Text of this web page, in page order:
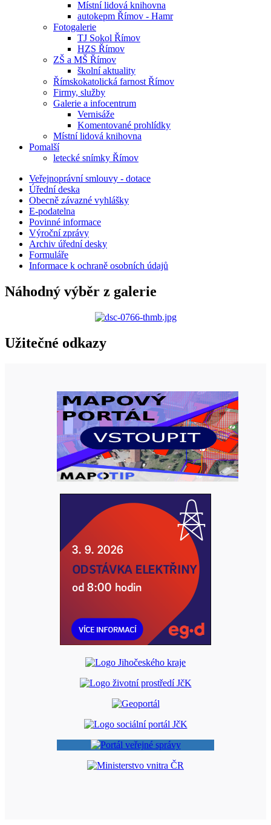
Místní lidová knihovna
autokepm Římov - Hamr
Fotogalerie
TJ Sokol Římov
HZS Římov
ZŠ a MŠ Římov
školní aktuality
Římskokatolická farnost Římov
Firmy, služby
Galerie a infocentrum
Vernisáže
Komentované prohlídky
Místní lidová knihovna
Pomalší
letecké snímky Římov
Veřejnoprávní smlouvy - dotace
Úřední deska
Obecně závazné vyhlášky
E-podatelna
Povinné informace
Výroční zprávy
Archiv úřední desky
Formuláře
Informace k ochraně osobních údajů
Náhodný výběr z galerie
Užitečné odkazy